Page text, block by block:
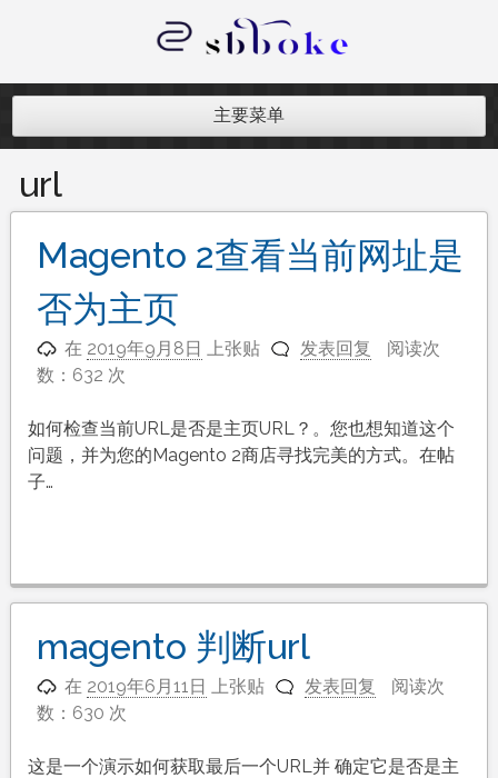
内
记录跨境电商独立站开发遇到的点点
主要菜单
url
Magento 2查看当前网址是
否为主页
在 2019年9月8日 上张贴 发表回复
阅读次
数：632 次
如何检查当前URL是否是主页URL？。您也想知道这个
问题，并为您的Magento 2商店寻找完美的方式。在帖
子…
magento 判断url
在 2019年6月11日 上张贴 发表回复
阅读次
数：630 次
这是一个演示如何获取最后一个URL并 确定它是否是主